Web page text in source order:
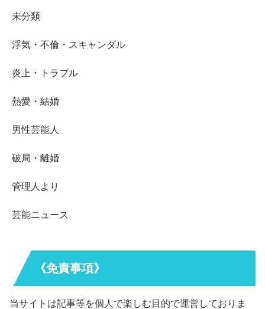
未分類
浮気・不倫・スキャンダル
炎上・トラブル
熱愛・結婚
男性芸能人
破局・離婚
管理人より
芸能ニュース
《免責事項》
当サイトは記事等を個人で楽しむ目的で運営しておりま